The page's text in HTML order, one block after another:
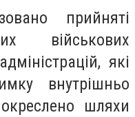
прийняті
військових
які
внутрішньо
шляхи